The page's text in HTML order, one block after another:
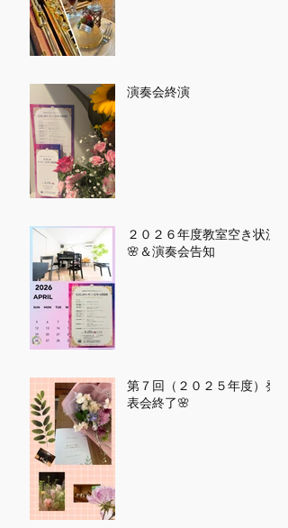
演奏会終演
２０２６年度教室空き状況
🌸＆演奏会告知
第７回（２０２５年度）発
表会終了🌸